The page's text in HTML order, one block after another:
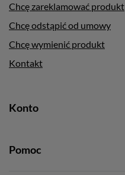
Chcę zareklamować produkt
Chcę odstąpić od umowy
Chcę wymienić produkt
Kontakt
Konto
Pomoc